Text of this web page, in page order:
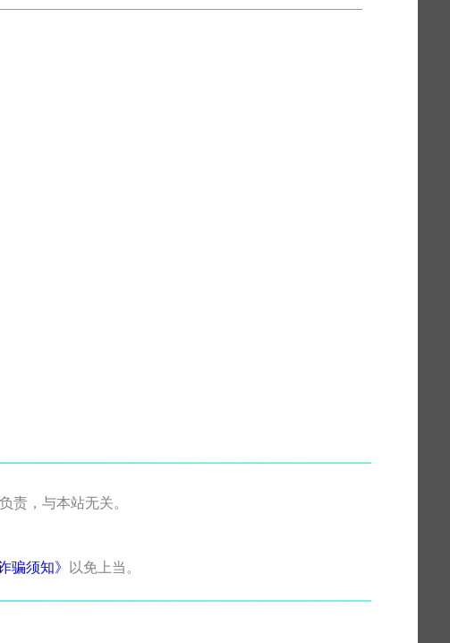
责，与本站无关。
骗须知》 以免上当。